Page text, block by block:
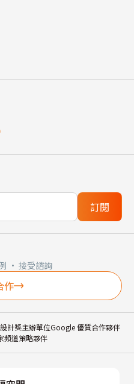
訂閱
· 接受諮詢
作
計獎主辦單位Google 優質合作夥伴
頻道策略夥伴